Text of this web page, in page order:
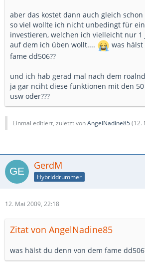
aber das kostet dann auch gleich
so viel wollte ich nicht unbedingt für
investieren, welchen ich vielleicht nur
auf dem ich üben wollt....
was
fame dd506??
und ich hab gerad mal nach dem
ja gar nciht diese funktionen mit den
usw oder???
Einmal editiert, zuletzt vonAngelNadine85 (12.
GerdM
Hybriddrummer
12. Mai 2009, 22:18
Zitat von AngelNadine85
was hälst du denn von dem fame